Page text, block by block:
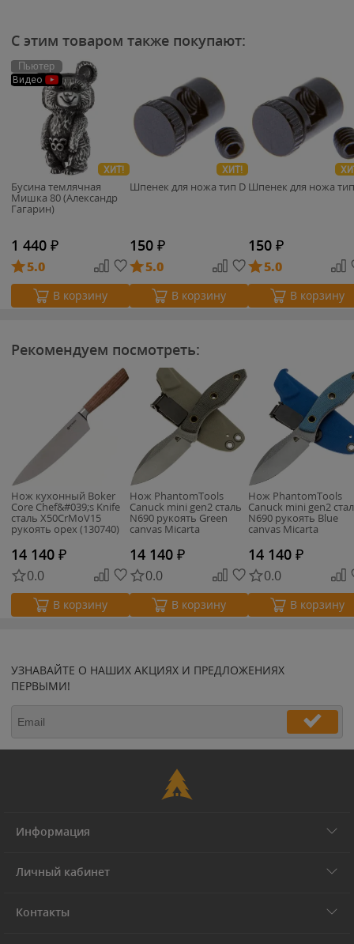
С этим товаром также покупают:
Пьютер
Видео
ХИТ!
Бусина темлячная
Мишка 80 (Александр
Гагарин)
1 440 ₽
5.0
В корзину
ХИТ!
Шпенек для ножа тип D
150 ₽
5.0
В корзину
Шпенек для ножа
150 ₽
5.0
В корзину
Рекомендуем посмотреть:
Нож кухонный Boker
Core Chef&#039;s Knife
сталь X50CrMoV15
рукоять орех (130740)
14 140 ₽
0.0
В корзину
Нож PhantomTools
Canuck mini gen2 сталь
N690 рукоять Green
canvas Micarta
14 140 ₽
0.0
В корзину
Нож PhantomTools
Canuck mini gen2
N690 рукоять Blue
canvas Micarta
14 140 ₽
0.0
В корзину
УЗНАВАЙТЕ О НАШИХ АКЦИЯХ И ПРЕДЛОЖЕНИЯХ
ПЕРВЫМИ!
Информация
Личный кабинет
Контакты